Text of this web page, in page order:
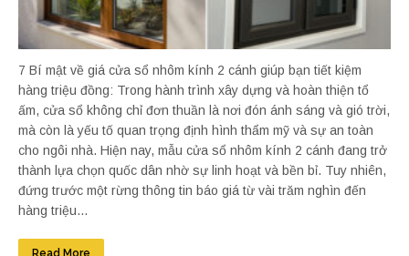
7 Bí mật về giá cửa sổ nhôm kính 2 cánh giúp bạn tiết kiệm
hàng triệu đồng: Trong hành trình xây dựng và hoàn thiện tổ
ấm, cửa sổ không chỉ đơn thuần là nơi đón ánh sáng và gió trời,
mà còn là yếu tố quan trọng định hình thẩm mỹ và sự an toàn
cho ngôi nhà. Hiện nay, mẫu cửa sổ nhôm kính 2 cánh đang trở
thành lựa chọn quốc dân nhờ sự linh hoạt và bền bỉ. Tuy nhiên,
đứng trước một rừng thông tin báo giá từ vài trăm nghìn đến
hàng triệu...
Read More